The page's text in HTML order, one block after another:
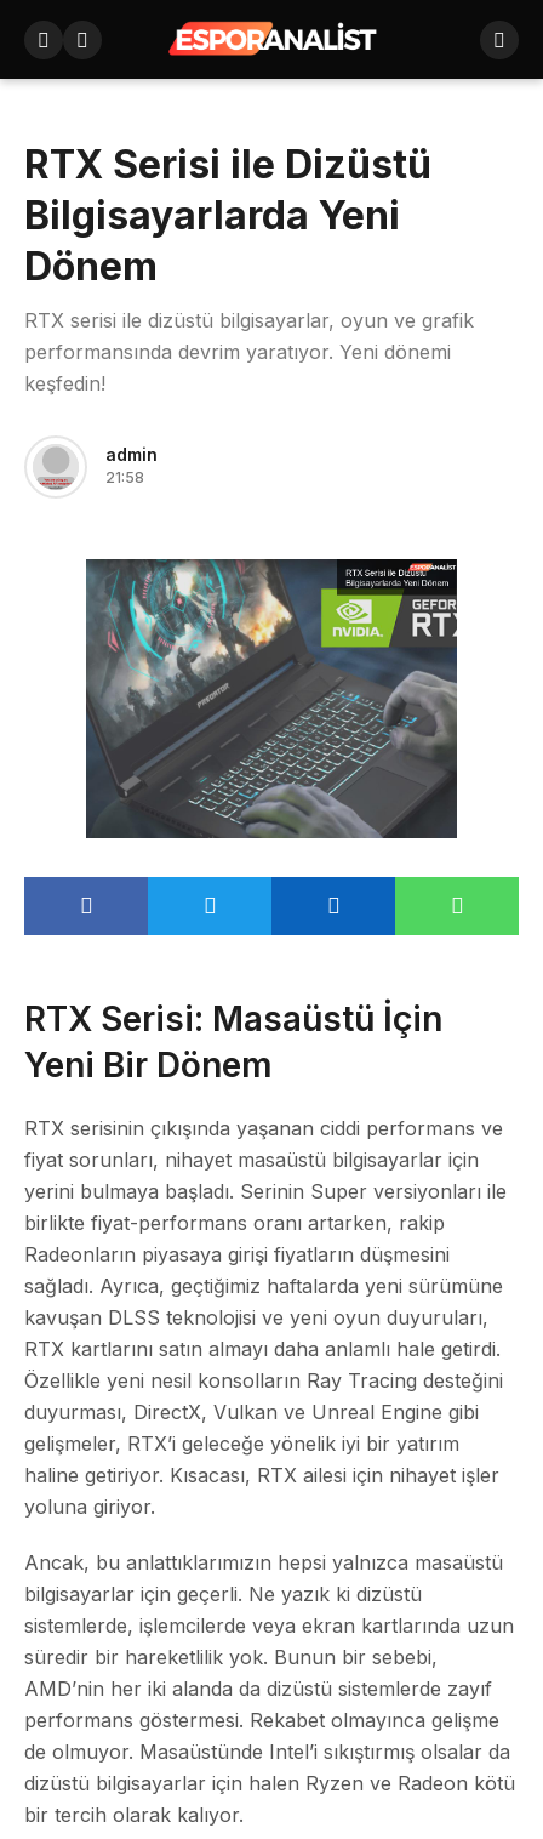
RTX Serisi ile Dizüstü
Bilgisayarlarda Yeni
Dönem
RTX serisi ile dizüstü bilgisayarlar, oyun ve grafik
performansında devrim yaratıyor. Yeni dönemi
keşfedin!
admin
21:58
RTX Serisi: Masaüstü İçin
Yeni Bir Dönem
RTX serisinin çıkışında yaşanan ciddi performans ve
fiyat sorunları, nihayet masaüstü bilgisayarlar için
yerini bulmaya başladı. Serinin Super versiyonları ile
birlikte fiyat-performans oranı artarken, rakip
Radeonların piyasaya girişi fiyatların düşmesini
sağladı. Ayrıca, geçtiğimiz haftalarda yeni sürümüne
kavuşan DLSS teknolojisi ve yeni oyun duyuruları,
RTX kartlarını satın almayı daha anlamlı hale getirdi.
Özellikle yeni nesil konsolların Ray Tracing desteğini
duyurması, DirectX, Vulkan ve Unreal Engine gibi
gelişmeler, RTX’i geleceğe yönelik iyi bir yatırım
haline getiriyor. Kısacası, RTX ailesi için nihayet işler
yoluna giriyor.
Ancak, bu anlattıklarımızın hepsi yalnızca masaüstü
bilgisayarlar için geçerli. Ne yazık ki dizüstü
sistemlerde, işlemcilerde veya ekran kartlarında uzun
süredir bir hareketlilik yok. Bunun bir sebebi,
AMD’nin her iki alanda da dizüstü sistemlerde zayıf
performans göstermesi. Rekabet olmayınca gelişme
de olmuyor. Masaüstünde Intel’i sıkıştırmış olsalar da
dizüstü bilgisayarlar için halen Ryzen ve Radeon kötü
bir tercih olarak kalıyor.